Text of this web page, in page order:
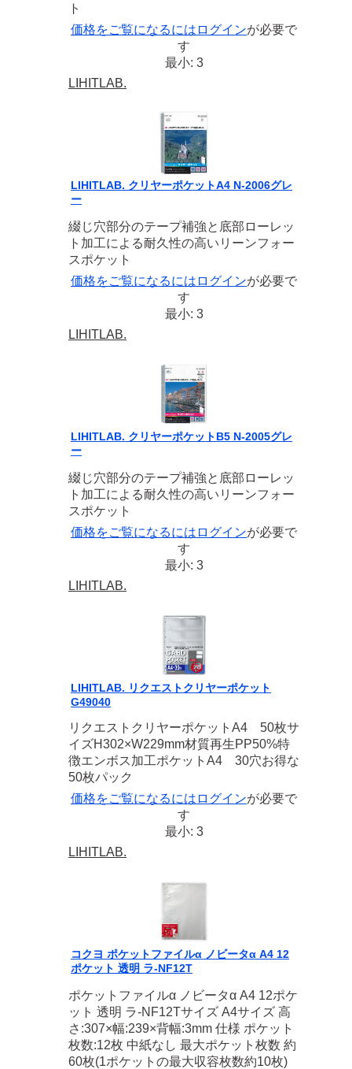
ト
価格をご覧になるには ログインが必要で
す
最小: 3
LIHITLAB.
LIHITLAB. クリヤーポケットA4 N-2006グレ
ー
綴じ穴部分のテープ補強と底部ローレッ
ト加工による耐久性の高いリーンフォー
スポケット
価格をご覧になるには ログインが必要で
す
最小: 3
LIHITLAB.
LIHITLAB. クリヤーポケットB5 N-2005グレ
ー
綴じ穴部分のテープ補強と底部ローレッ
ト加工による耐久性の高いリーンフォー
スポケット
価格をご覧になるには ログインが必要で
す
最小: 3
LIHITLAB.
LIHITLAB. リクエストクリヤーポケット
G49040
リクエストクリヤーポケットA4 50枚サ
イズH302×W229mm材質再生PP50%特
徴エンボス加工ポケットA4 30穴お得な
50枚パック
価格をご覧になるには ログインが必要で
す
最小: 3
LIHITLAB.
コクヨ ポケットファイルα ノビータα A4 12
ポケット 透明 ラ-NF12T
ポケットファイルα ノビータα A4 12ポケ
ット 透明 ラ-NF12Tサイズ A4サイズ 高
さ:307×幅:239×背幅:3mm 仕様 ポケット
枚数:12枚 中紙なし 最大ポケット枚数 約
60枚(1ポケットの最大収容枚数約10枚)